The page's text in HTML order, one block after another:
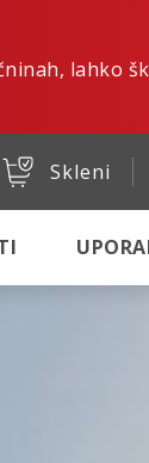
lahko
Skleni